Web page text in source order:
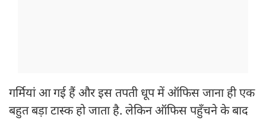
गर्मियां आ गई हैं और इस तपती धूप में ऑफिस जाना ही एक
बहुत बड़ा टास्क हो जाता है. लेकिन ऑफिस पहुँचने के बाद